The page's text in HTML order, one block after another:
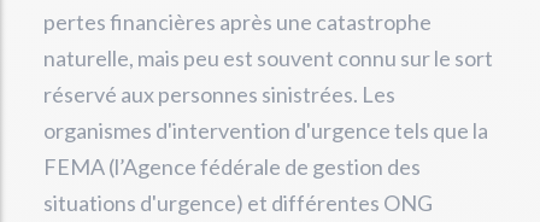
pertes financières après une catastrophe
naturelle, mais peu est souvent connu sur le sort
réservé aux personnes sinistrées. Les
organismes d'intervention d'urgence tels que la
FEMA (l’Agence fédérale de gestion des
situations d'urgence) et différentes ONG